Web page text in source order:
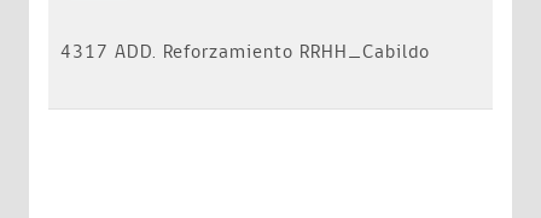
4317 ADD. Reforzamiento RRHH_Cabildo